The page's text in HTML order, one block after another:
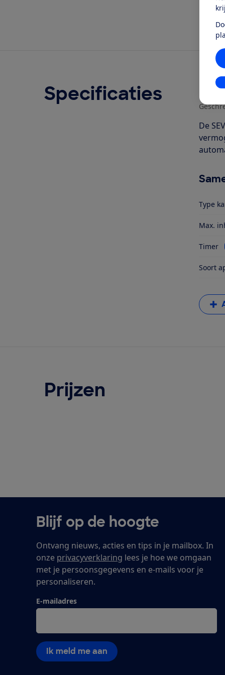
Specificaties
De
Type
Max.
Timer
Soort
Prijzen
Blijf op de hoogte
Ontvang nieuws, acties en tips in je mailbox. In
onze privacyverklaring lees je hoe we omgaan
met je persoonsgegevens en e-mails voor je
personaliseren.
E-mailadres
Ik meld me aan